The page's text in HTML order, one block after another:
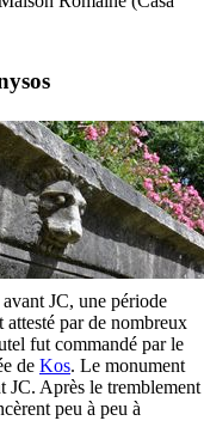
avant JC, une période
attesté par de nombreux
fut commandé par le
de Kos. Le monument
JC. Après le tremblement
peu à peu à